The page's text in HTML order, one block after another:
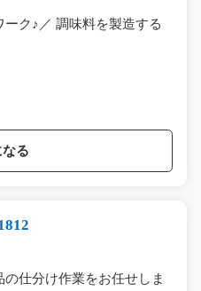
ク♪／ 調味料を製造する
る
仕分け作業をお任せしま